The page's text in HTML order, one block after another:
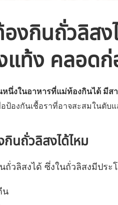
งกินถั่วลิสง
แท้ง คลอด
หนึ่งในอาหารที่แม่ท้องกินได้ มีส
อป้องกันเชื้อราที่อาจสะสมในตับ
นถั่วลิสงได้ไหม
ถั่วลิสงได้ ซึ่งในถั่วลิสงมีปร
น